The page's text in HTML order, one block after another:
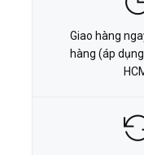
Giao hàng
hàng (áp